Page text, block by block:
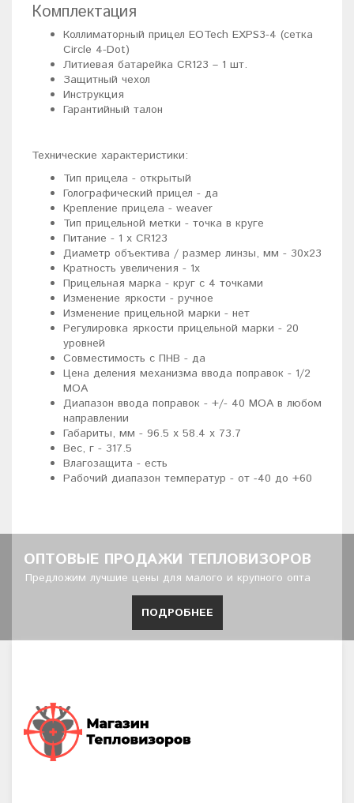
Комплектация
Коллиматорный прицел EOTech EXPS3-4 (сетка
Circle 4-Dot)
Литиевая батарейка CR123 – 1 шт.
Защитный чехол
Инструкция
Гарантийный талон
Технические характеристики:
Тип прицела - открытый
Голографический прицел - да
Крепление прицела - weaver
Тип прицельной метки - точка в круге
Питание - 1 x CR123
Диаметр объектива / размер линзы, мм - 30х23
Кратность увеличения - 1x
Прицельная марка - круг с 4 точками
Изменение яркости - ручное
Изменение прицельной марки - нет
Регулировка яркости прицельной марки - 20
уровней
Совместимость с ПНВ - да
Цена деления механизма ввода поправок - 1/2
МОА
Диапазон ввода поправок - +/- 40 МОА в любом
направлении
Габариты, мм - 96.5 x 58.4 x 73.7
Вес, г - 317.5
Влагозащита - есть
Рабочий диапазон температур - от -40 до +60
ОПТОВЫЕ ПРОДАЖИ ТЕПЛОВИЗОРОВ
Предложим лучшие цены для малого и крупного опта
ПОДРОБНЕЕ